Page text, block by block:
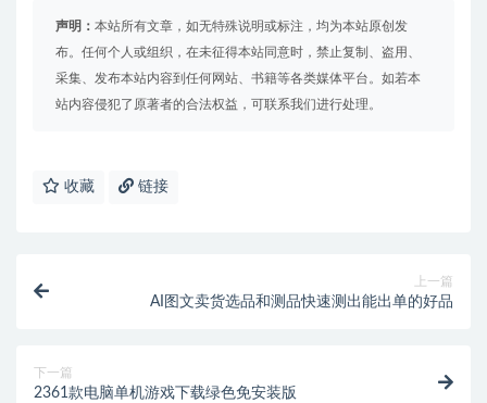
声明： 本站所有文章，如无特殊说明或标注，均为本站原创发
布。任何个人或组织，在未征得本站同意时，禁止复制、盗用、
采集、发布本站内容到任何网站、书籍等各类媒体平台。如若本
站内容侵犯了原著者的合法权益，可联系我们进行处理。
收藏 链接
上一篇
AI图文卖货选品和测品快速测出能出单的好品
下一篇
2361款电脑单机游戏下载绿色免安装版